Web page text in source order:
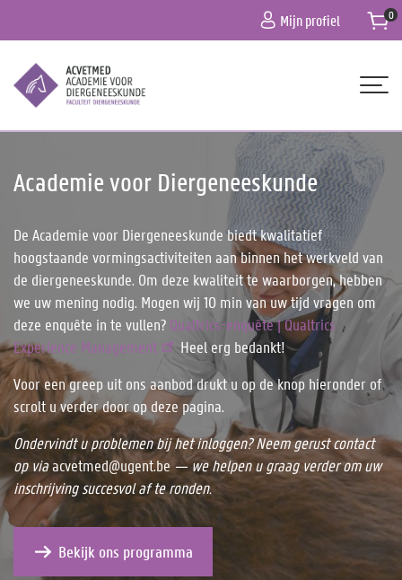
inhoud
Mijn profiel
OVER ONS
PRAKTISCHE INFO
CONTACT
Academie voor Diergeneeskunde
De Academie voor Diergeneeskunde biedt kwalitatief
hoogstaande vormingsactiviteiten aan binnen het werkveld van
de diergeneeskunde. Om deze kwaliteit te waarborgen, hebben
we uw mening nodig. Mogen wij 10 min van uw tijd vragen om
deze enquête in te vullen? Qualtrics-enquête | Qualtrics
Experience Management
Heel erg bedankt!
Voor een greep uit ons aanbod drukt u op de knop hieronder of
scrolt u verder door op deze pagina.
Ondervindt u problemen bij het inloggen? Neem gerust contact
op viaacvetmed@ugent.be— we helpen u graag verder om uw
inschrijving succesvol af te ronden.
Bekijk ons programma